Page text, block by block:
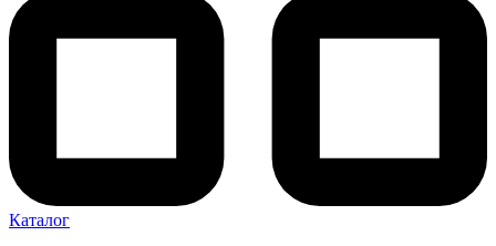
Каталог